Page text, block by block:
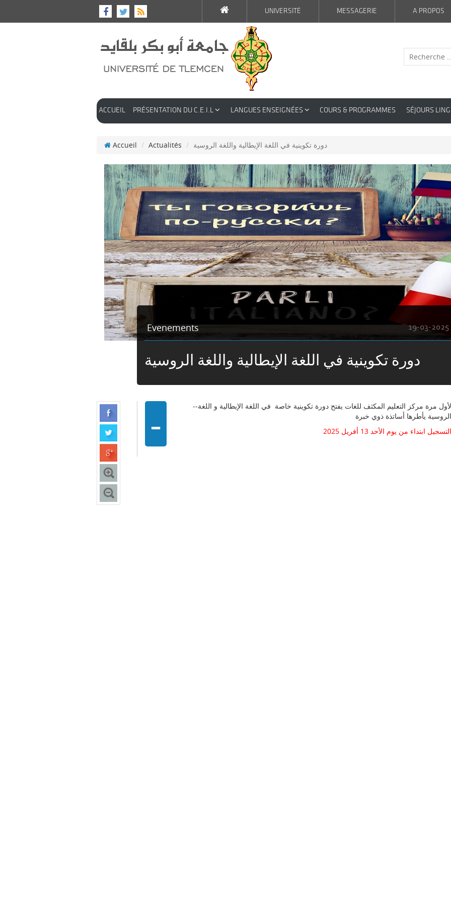
A PROPOS
MESSAGERIE
UNIVERSITÉ
ACCUEIL PRÉSENTATION DU C.E.I.L LANGUES ENSEIGNÉES COURS & PROGRAMMES SÉJOURS
Accueil Actualités دورة تكوينية في اللغة الإيطالية واللغة الروسية
Evenements 19-03-2025
دورة تكوينية في اللغة الإيطالية واللغة الروسية
-
--لأول مرة مركز التعليم المكثف للغات يفتح دورة تكوينية خاصة في اللغة الإيطالية و اللغة
الروسية يأطرها أساتذة ذوي خبرة
التسجيل ابتداء من يوم الأحد 13 أفريل 2025